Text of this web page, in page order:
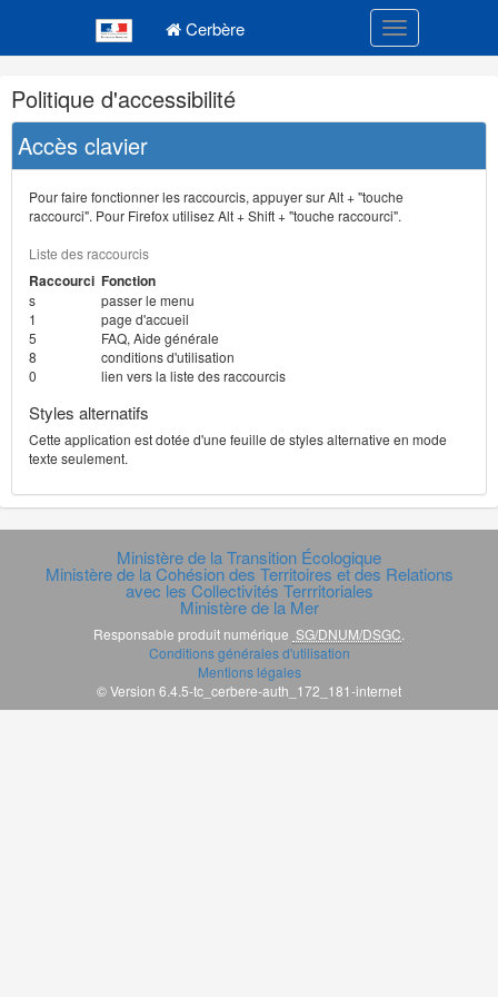
Cerbère Toggle
Navigation
et
outils
annexes
Politique d'accessibilité
Accès clavier
Pour faire fonctionner les raccourcis, appuyer sur Alt + "touche
raccourci". Pour Firefox utilisez Alt + Shift + "touche raccourci".
Liste des raccourcis
Raccourci Fonction
s
passer le menu
1
page d'accueil
5
FAQ, Aide générale
8
conditions d'utilisation
0
lien vers la liste des raccourcis
Styles alternatifs
Cette application est dotée d'une feuille de styles alternative en mode
texte seulement.
Ministère de la Transition Écologique
Ministère de la Cohésion des Territoires et des Relations
avec les Collectivités Terrritoriales
Ministère de la Mer
Responsable produit numérique SG/DNUM/DSGC
Conditions générales d'utilisation
Mentions légales
© Version 6.4.5-tc_cerbere-auth_172_181-internet